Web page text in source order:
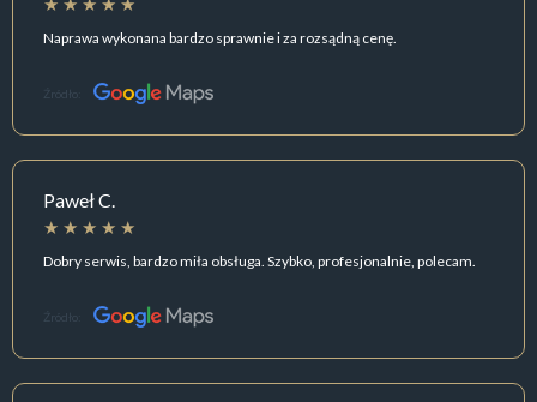
Naprawa wykonana bardzo sprawnie i za rozsądną cenę.
Źródło:
Paweł C.
Dobry serwis, bardzo miła obsługa. Szybko, profesjonalnie, polecam.
Źródło: